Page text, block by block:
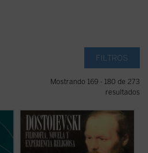
FILTROS
Mostrando 169 - 180 de 273
resultados
El lector encontrará en este libro uno de los
mejores estudios sobre la obra y el
pensamiento de Dostoievski. Más allá de
los aspectos puramente literarios, que
hicieron del autor ruso un escritor